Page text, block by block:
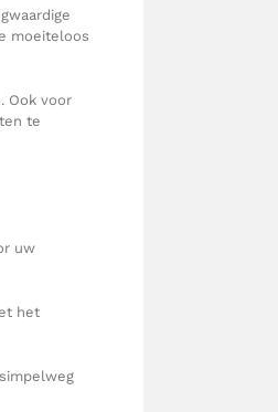
moeiteloos
Ook voor
te
uw
het